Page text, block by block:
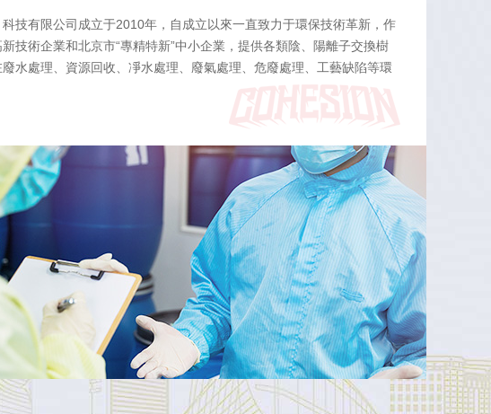
技有限公司成立于2010年，自成立以來一直致力于環保技術革新，作
技術企業和北京市“專精特新”中小企業，提供各類陰、陽離子交換樹
水處理、資源回收、凈水處理、廢氣處理、危廢處理、工藝缺陷等環